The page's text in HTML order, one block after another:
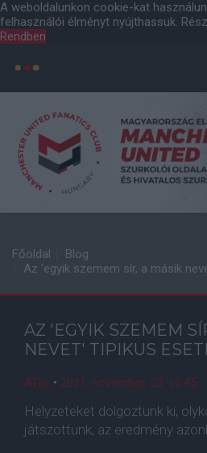
A weboldalunkon cookie-kat
felhasználói élményt nyújthassuk.
Rendben
Főoldal
Blog
Az 'egyik szemem sír, a másik
AZ 'EGYIK SZEMEM
NEVET' TIPIKUS
ATijs • 2011. november. 23. 10:45
Helyzeteket dolgoztunk ki,
játszottunk, az eredmény